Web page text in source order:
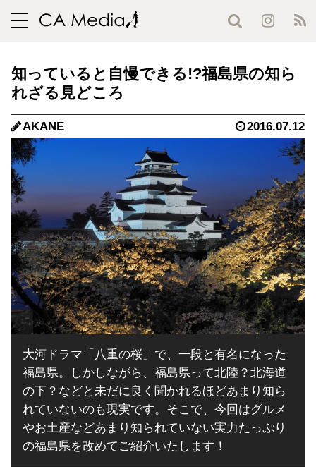
toggle
知っていると自慢できる!?福島県の知ら
れざる見どころ
AKANE 2016.07.12
大河ドラマ「八重の桜」で、一段と有名になった
福島県。しかしながら、福島県って北陸？北海道
の下？などと未だに良く聞かれるほどあまり知ら
れていないのも現実です。そこで、今回はグルメ
やお土産などあまり知られていない実力たっぷり
の福島県を改めてご紹介いたします！